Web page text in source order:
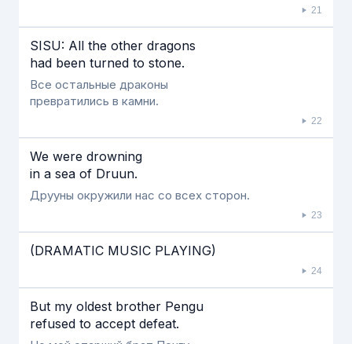
21
SISU: All the other dragons
had been turned to stone.
Все остальные драконы
превратились в камни.
22
We were drowning
in a sea of Druun.
Друуны окружили нас со всех сторон.
23
(DRAMATIC MUSIC PLAYING)
24
But my oldest brother Pengu
refused to accept defeat.